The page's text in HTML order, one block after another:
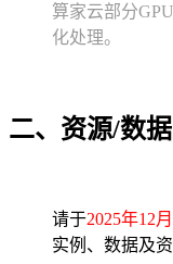
算家云部分
化处理。
二、 资源/数
请于2025年12
实例、数据及